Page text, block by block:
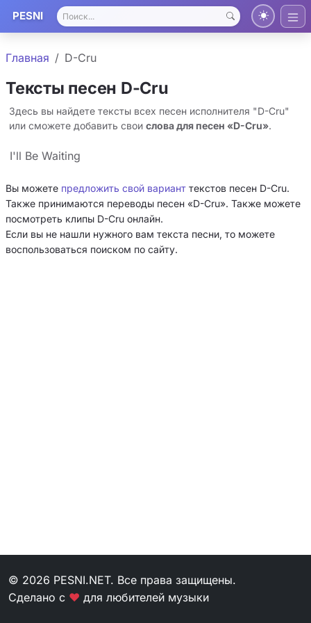
PESNI
Главная D-Cru
Тексты песен D-Cru
Здесь вы найдете тексты всех песен исполнителя "D-Cru"
или сможете добавить свои слова для песен «D-Cru».
I'll Be Waiting
Вы можете предложить свой вариант текстов песен D-Cru.
Также принимаются переводы песен «D-Cru». Также можете
посмотреть клипы D-Cru онлайн.
Если вы не нашли нужного вам текста песни, то можете
воспользоваться поиском по сайту.
© 2026 PESNI.NET. Все права защищены.
Сделано с ❤ для любителей музыки